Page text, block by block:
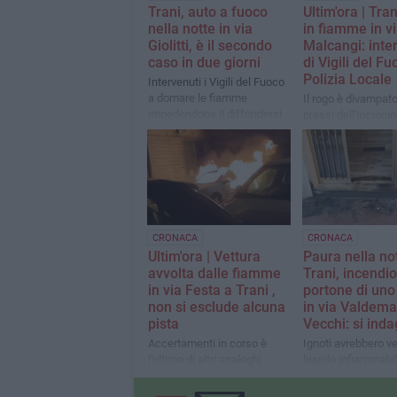
Trani, auto a fuoco
nella notte in via
Giolitti, è il secondo
caso in due giorni
Intervenuti i Vigili del Fuoco
a domare le fiamme
Ultim'ora |
in fiamme in
Malcangi:
di Vigili del
Polizia Locale
Il rogo è
corso Imbriani.
sconosciute le
dell'incendio. Sul
squadre di
mettere in
CRONACA
Ultim'ora | Vettura
avvolta dalle fiamme
in via Festa a Trani ,
non si esclude alcuna
pista
Accertamenti in corso è
episodi
CRONACA
Paura nella
Trani, incendio
portone di
in via
Vecchi: si
Ignoti avrebbero
liquido
di appiccare il